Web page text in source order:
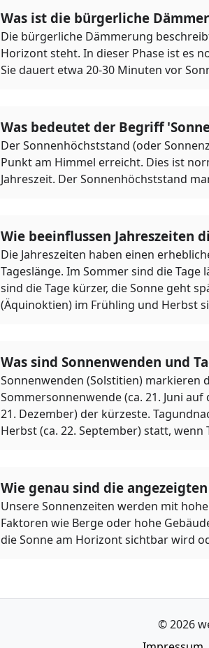
Was ist die bürgerliche
Die bürgerliche Dämmerung
Horizont steht. In dieser Phase ist es
Sie dauert etwa 20-30 Minuten vor
Was bedeutet der Begriff
Der Sonnenhöchststand (oder
Punkt am Himmel erreicht. Dies ist
Jahreszeit. Der Sonnenhöchststand
Wie beeinflussen Jahreszeiten
Die Jahreszeiten haben einen
Tageslänge. Im Sommer sind die
sind die Tage kürzer, die Sonne geht
(Äquinoktien) im Frühling und Herbst
Was sind Sonnenwenden und
Sonnenwenden (Solstitien) markieren
Sommersonnenwende (ca. 21. Juni
21. Dezember) der kürzeste.
Herbst (ca. 22. September) statt,
Wie genau sind die
Unsere Sonnenzeiten werden mit
Faktoren wie Berge oder hohe
die Sonne am Horizont sichtbar wird
© 2026